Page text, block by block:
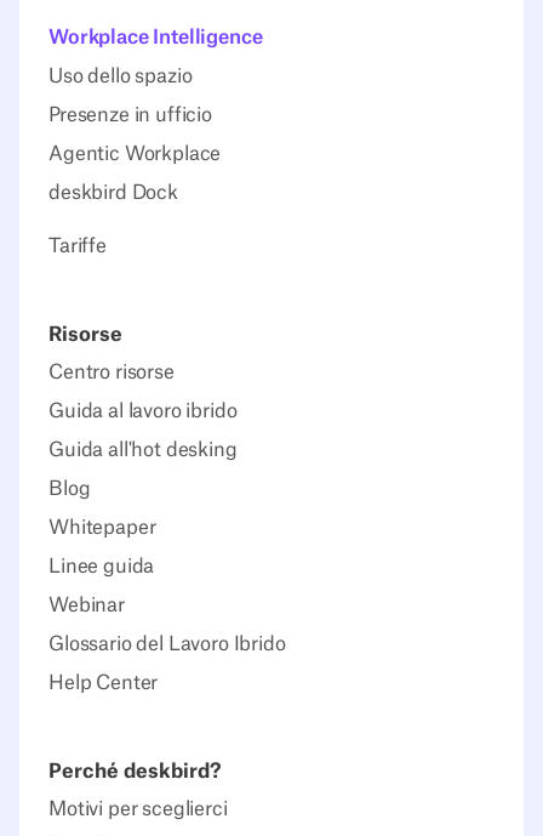
Workplace Intelligence
Uso dello spazio
Presenze in ufficio
Agentic Workplace
deskbird Dock
Tariffe
Risorse
Centro risorse
Guida al lavoro ibrido
Guida all'hot desking
Blog
Whitepaper
Linee guida
Webinar
Glossario del Lavoro Ibrido
Help Center
Perché deskbird?
Motivi per sceglierci